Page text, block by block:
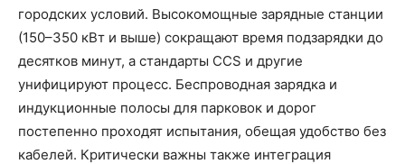
городских условий. Высокомощные зарядные станции
(150–350 кВт и выше) сокращают время подзарядки до
десятков минут, а стандарты CCS и другие
унифицируют процесс. Беспроводная зарядка и
индукционные полосы для парковок и дорог
постепенно проходят испытания, обещая удобство без
кабелей. Критически важны также интеграция